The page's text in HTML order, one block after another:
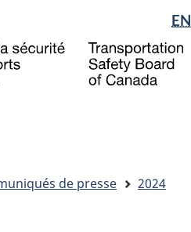
to
main
to
"About
government"
à
la
EN
de presse
2024